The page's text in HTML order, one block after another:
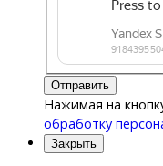
Отправить
Нажимая на
обработку
Закрыть